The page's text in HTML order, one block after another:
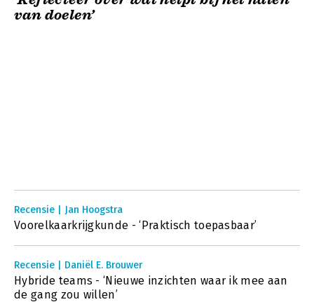
van doelen’
Recensie | Jan Hoogstra
Voorelkaarkrijgkunde - ‘Praktisch toepasbaar’
Recensie | Daniël E. Brouwer
Hybride teams - ‘Nieuwe inzichten waar ik mee aan
de gang zou willen’